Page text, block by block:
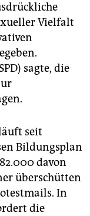
Vielfalt
sagte, die
seit
Bildungsplan
davon
überschütten
In
die